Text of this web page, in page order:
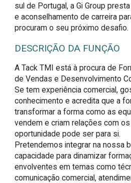
sul de Portugal, a Gi Group
e aconselhamento de carreira
procuram o seu próximo desafio.
DESCRIÇÃO DA FUNÇÃO
A Tack TMI está à procura de
de Vendas e Desenvolvimento
Se tem experiência comercial,
conhecimento e acredita que a
transformar a forma como as
vendem e criam relações com
oportunidade pode ser para si.
Pretendemos integrar na nossa
capacidade para dinamizar
envolventes em temas como
comunicação comercial,